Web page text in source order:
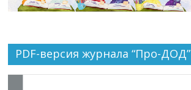
PDF-версия журнала “Про-ДОД”